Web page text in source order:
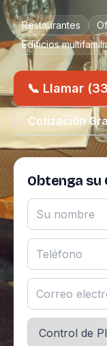
Restaurantes
Edificios
📞 Llamar
Cotización
Obtenga su